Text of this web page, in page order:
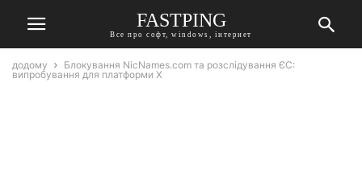
FASTPING
Все про софт, windows, інтернет
додому
Блокування NicNames.com та розслідування ЄС:
випробування для платформи X